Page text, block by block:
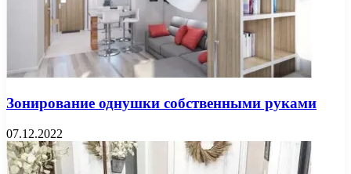
Зонирование однушки собственными руками
07.12.2022